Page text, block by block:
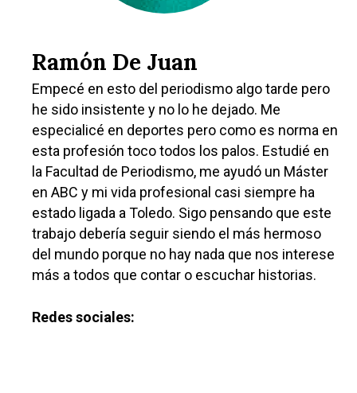
Ramón De Juan
Empecé en esto del periodismo algo tarde pero
he sido insistente y no lo he dejado. Me
especialicé en deportes pero como es norma en
esta profesión toco todos los palos. Estudié en
la Facultad de Periodismo, me ayudó un Máster
en ABC y mi vida profesional casi siempre ha
estado ligada a Toledo. Sigo pensando que este
trabajo debería seguir siendo el más hermoso
del mundo porque no hay nada que nos interese
más a todos que contar o escuchar historias.
Redes sociales: